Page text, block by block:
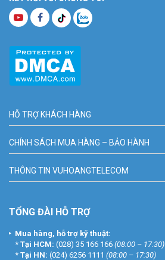
HỖ TRỢ KHÁCH HÀNG
CHÍNH SÁCH MUA HÀNG – BẢO HÀNH
THÔNG TIN VUHOANGTELECOM
TỔNG ĐÀI HỖ TRỢ
Mua hàng, hỗ trợ kỹ thuật:
* Tại HCM: (028) 35 166 166 (08:00 – 17:30)
* Tại HN: (024) 6256 1111 (08:00 – 17:30)